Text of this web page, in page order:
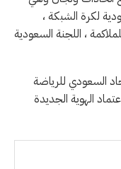
لكرة الشبكة ،
، اللجنة السعودية
السعودي للرياضة
الهوية الجديدة